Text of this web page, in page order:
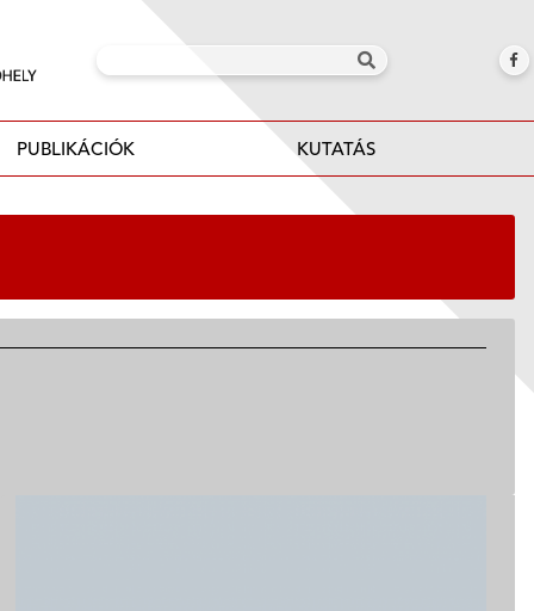
PUBLIKÁCIÓK KUTATÁS